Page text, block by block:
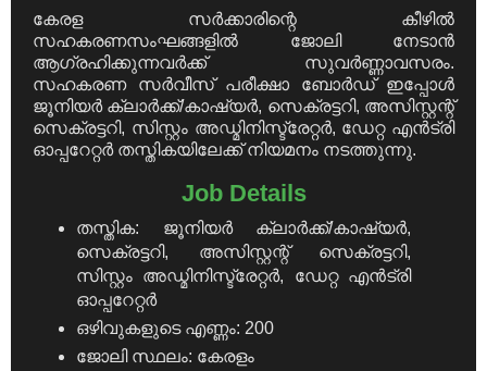
കേരള സർക്കാരിന്റെ കീഴിൽ
സഹകരണസംഘങ്ങളിൽ ജോലി നേടാൻ
ആഗ്രഹിക്കുന്നവർക്ക് സുവർണ്ണാവസരം.
സഹകരണ സർവീസ് പരീക്ഷാ ബോർഡ് ഇപ്പോൾ
ജൂനിയർ ക്ലാർക്ക്/കാഷ്യർ, സെക്രട്ടറി, അസിസ്റ്റന്റ്
സെക്രട്ടറി, സിസ്റ്റം അഡ്മിനിസ്ട്രേറ്റർ, ഡേറ്റ എൻട്രി
ഓപ്പറേറ്റർ തസ്തികയിലേക്ക് നിയമനം നടത്തുന്നു.
Job Details
തസ്തിക: ജൂനിയർ ക്ലാർക്ക്/കാഷ്യർ,
സെക്രട്ടറി, അസിസ്റ്റന്റ് സെക്രട്ടറി,
സിസ്റ്റം അഡ്മിനിസ്ട്രേറ്റർ, ഡേറ്റ എൻട്രി
ഓപ്പറേറ്റർ
ഒഴിവുകളുടെ എണ്ണം: 200
ജോലി സ്ഥലം: കേരളം